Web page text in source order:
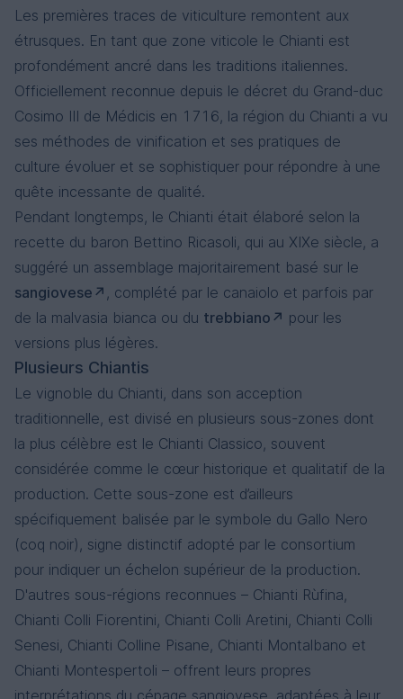
Les premières traces de viticulture remontent aux
étrusques. En tant que zone viticole le Chianti est
profondément ancré dans les traditions italiennes.
Officiellement reconnue depuis le décret du Grand-duc
Cosimo III de Médicis en 1716, la région du Chianti a vu
ses méthodes de vinification et ses pratiques de
culture évoluer et se sophistiquer pour répondre à une
quête incessante de qualité.
Pendant longtemps, le Chianti était élaboré selon la
recette du baron Bettino Ricasoli, qui au XIXe siècle, a
suggéré un assemblage majoritairement basé sur le
sangiovese
, complété par le canaiolo et parfois par
de la malvasia bianca ou du trebbiano
pour les
versions plus légères.
Plusieurs Chiantis
Le vignoble du Chianti, dans son acception
traditionnelle, est divisé en plusieurs sous-zones dont
la plus célèbre est le Chianti Classico, souvent
considérée comme le cœur historique et qualitatif de la
production. Cette sous-zone est d’ailleurs
spécifiquement balisée par le symbole du Gallo Nero
(coq noir), signe distinctif adopté par le consortium
pour indiquer un échelon supérieur de la production.
D'autres sous-régions reconnues – Chianti Rùfina,
Chianti Colli Fiorentini, Chianti Colli Aretini, Chianti Colli
Senesi, Chianti Colline Pisane, Chianti Montalbano et
Chianti Montespertoli – offrent leurs propres
interprétations du cépage sangiovese, adaptées à leur